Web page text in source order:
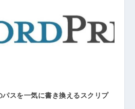
スを一気に書き換えるスクリプ